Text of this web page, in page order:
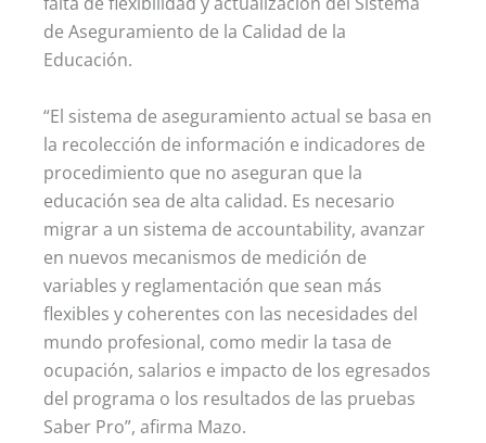
de Aseguramiento de la Calidad de la
Educación.
“El sistema de aseguramiento actual se basa en
la recolección de información e indicadores de
procedimiento que no aseguran que la
educación sea de alta calidad. Es necesario
migrar a un sistema de accountability, avanzar
en nuevos mecanismos de medición de
variables y reglamentación que sean más
flexibles y coherentes con las necesidades del
mundo profesional, como medir la tasa de
ocupación, salarios e impacto de los egresados
del programa o los resultados de las pruebas
Saber Pro”, afirma Mazo.